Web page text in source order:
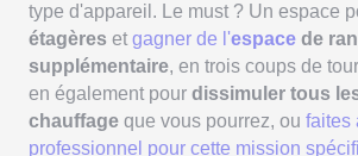
type d'appareil. Le must ? Un espace
étagères et gagner de l'espace de
supplémentaire, en trois coups de
en également pour dissimuler tous
chauffage que vous pourrez, ou faites
professionnel pour cette mission